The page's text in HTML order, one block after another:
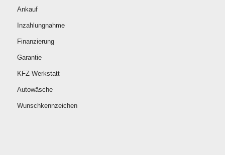
Ankauf
Inzahlungnahme
Finanzierung
Garantie
KFZ-Werkstatt
Autowäsche
Wunschkennzeichen